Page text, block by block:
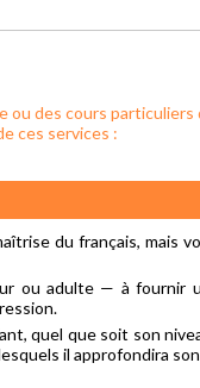
ou des cours particuliers
ces services :
du français, mais
ou adulte — à fournir
quel que soit son
il approfondira